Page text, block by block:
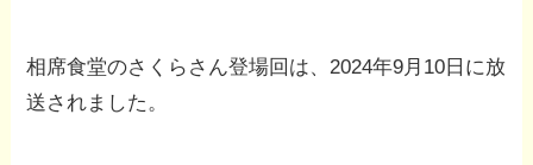
相席食堂のさくらさん登場回は、2024年9月10日に放
送されました。